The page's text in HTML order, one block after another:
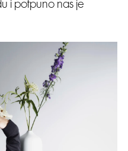
i potpuno nas je